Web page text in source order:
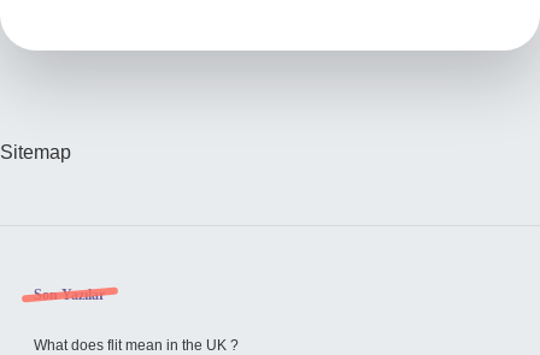
Sitemap
Sidebar
Son Yazılar
What does flit mean in the UK ?